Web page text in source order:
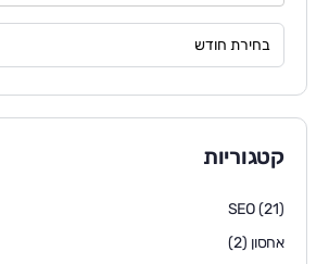
קטגוריות
SEO(21)
אחסון (2)